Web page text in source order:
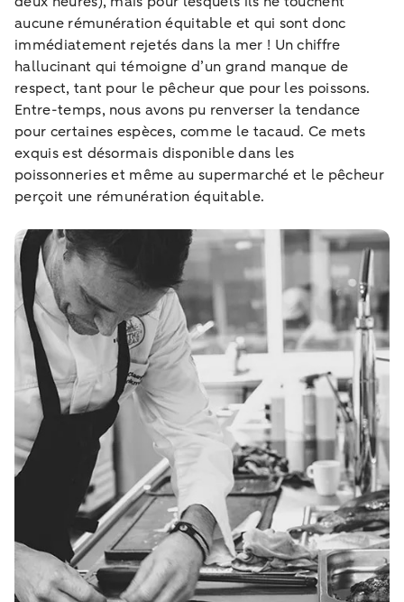
aucune rémunération équitable et qui sont donc
immédiatement rejetés dans la mer ! Un chiffre
hallucinant qui témoigne d’un grand manque de
respect, tant pour le pêcheur que pour les poissons.
Entre-temps, nous avons pu renverser la tendance
pour certaines espèces, comme le tacaud. Ce mets
exquis est désormais disponible dans les
poissonneries et même au supermarché et le pêcheur
perçoit une rémunération équitable.